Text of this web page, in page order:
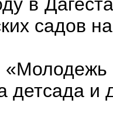
садов
детсада и